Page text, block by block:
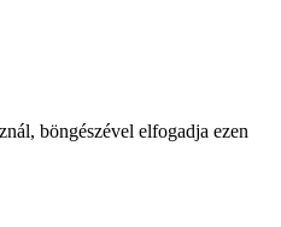
böngészével elfogadja ezen